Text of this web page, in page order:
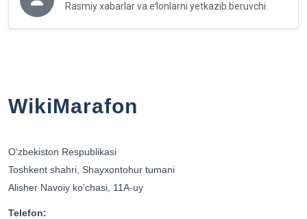
Rasmiy xabarlar va eʻlonlarni yetkazib beruvchi.
WikiMarafon
Oʻzbekiston Respublikasi
Toshkent shahri, Shayxontohur tumani
Alisher Navoiy koʻchasi, 11A-uy
Telefon: